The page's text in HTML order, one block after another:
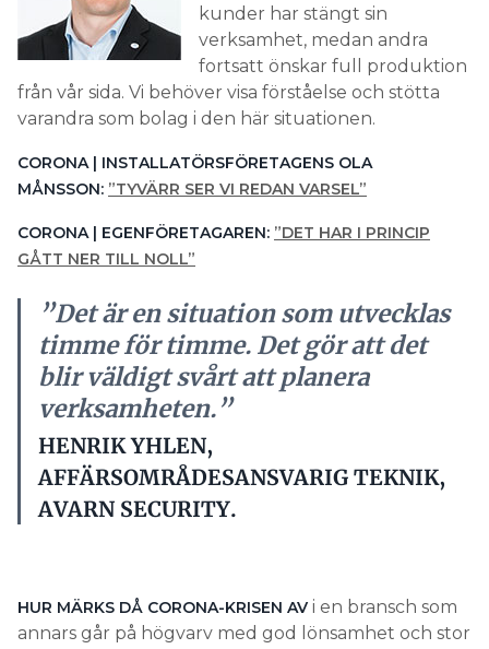
kunder har stängt sin
verksamhet, medan andra
fortsatt önskar full produktion
från vår sida. Vi behöver visa förståelse och stötta
varandra som bolag i den här situationen.
CORONA | INSTALLATÖRSFÖRETAGENS OLA
MÅNSSON: ”TYVÄRR SER VI REDAN VARSEL”
CORONA | EGENFÖRETAGAREN: ”DET HAR I PRINCIP
GÅTT NER TILL NOLL”
”Det är en situation som utvecklas
timme för timme. Det gör att det
blir väldigt svårt att planera
verksamheten.”
HENRIK YHLEN,
AFFÄRSOMRÅDESANSVARIG TEKNIK,
AVARN SECURITY.
HUR MÄRKS DÅ CORONA-KRISEN AV i en bransch som
annars går på högvarv med god lönsamhet och stor